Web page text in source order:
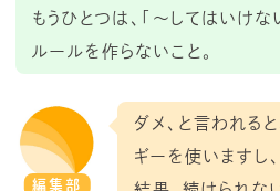
もうひとつは、「〜してはいけな
ルールを作らないこと。
編集部
ダメ、と言われる
ギーを使いますし